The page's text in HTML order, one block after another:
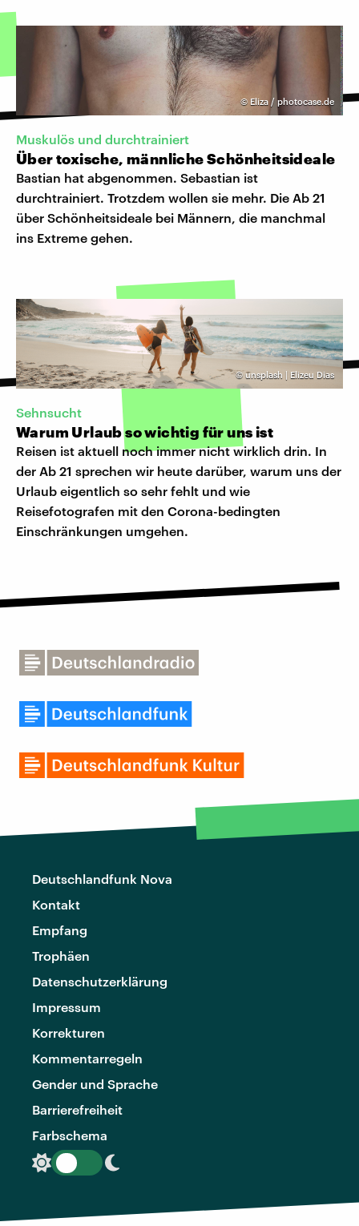
© Eliza / photocase.de
Muskulös und durchtrainiert
Über toxische, männliche Schönheitsideale
Bastian hat abgenommen. Sebastian ist
durchtrainiert. Trotzdem wollen sie mehr. Die Ab 21
über Schönheitsideale bei Männern, die manchmal
ins Extreme gehen.
© unsplash | Elizeu Dias
Sehnsucht
Warum Urlaub so wichtig für uns ist
Reisen ist aktuell noch immer nicht wirklich drin. In
der Ab 21 sprechen wir heute darüber, warum uns der
Urlaub eigentlich so sehr fehlt und wie
Reisefotografen mit den Corona-bedingten
Einschränkungen umgehen.
Deutschlandfunk Nova
Kontakt
Empfang
Trophäen
Datenschutzerklärung
Impressum
Korrekturen
Kommentarregeln
Gender und Sprache
Barrierefreiheit
Farbschema